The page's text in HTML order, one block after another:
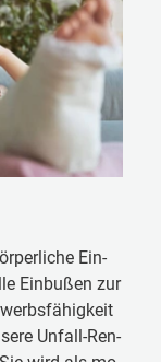
Ein­
Ein­bu­ßen zur
Un­fall-Ren­